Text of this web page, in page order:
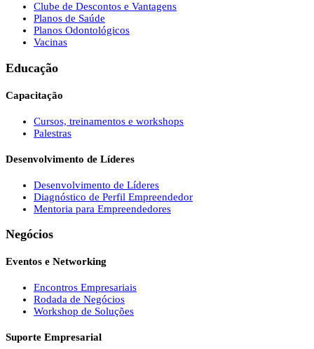
Clube de Descontos e Vantagens
Planos de Saúde
Planos Odontológicos
Vacinas
Educação
Capacitação
Cursos, treinamentos e workshops
Palestras
Desenvolvimento de Líderes
Desenvolvimento de Líderes
Diagnóstico de Perfil Empreendedor
Mentoria para Empreendedores
Negócios
Eventos e Networking
Encontros Empresariais
Rodada de Negócios
Workshop de Soluções
Suporte Empresarial